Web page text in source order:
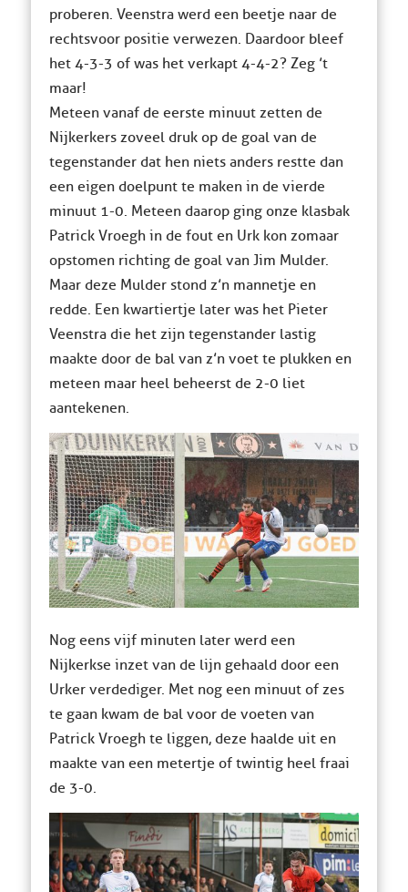
proberen. Veenstra werd een beetje naar de
rechtsvoor positie verwezen. Daardoor bleef
het 4-3-3 of was het verkapt 4-4-2? Zeg ’t
maar!
Meteen vanaf de eerste minuut zetten de
Nijkerkers zoveel druk op de goal van de
tegenstander dat hen niets anders restte dan
een eigen doelpunt te maken in de vierde
minuut 1-0. Meteen daarop ging onze klasbak
Patrick Vroegh in de fout en Urk kon zomaar
opstomen richting de goal van Jim Mulder.
Maar deze Mulder stond z’n mannetje en
redde. Een kwartiertje later was het Pieter
Veenstra die het zijn tegenstander lastig
maakte door de bal van z’n voet te plukken en
meteen maar heel beheerst de 2-0 liet
aantekenen.
Nog eens vijf minuten later werd een
Nijkerkse inzet van de lijn gehaald door een
Urker verdediger. Met nog een minuut of zes
te gaan kwam de bal voor de voeten van
Patrick Vroegh te liggen, deze haalde uit en
maakte van een metertje of twintig heel fraai
de 3-0.